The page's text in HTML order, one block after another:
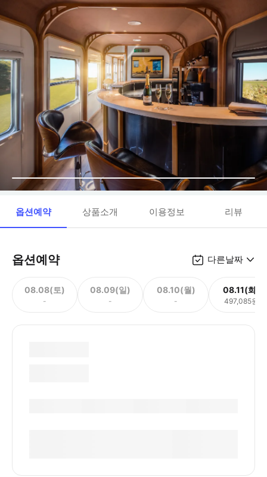
옵션예약 상품소개 이용정보 리뷰
옵션예약 다른날짜
08.08(토)
-
08.09(일)
-
08.10(월)
-
08.11(화)
497,085원